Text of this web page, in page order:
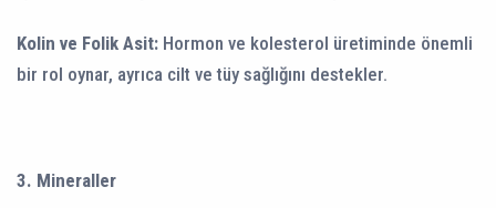
Kolin ve Folik Asit: Hormon ve kolesterol üretiminde önemli
bir rol oynar, ayrıca cilt ve tüy sağlığını destekler.
3. Mineraller